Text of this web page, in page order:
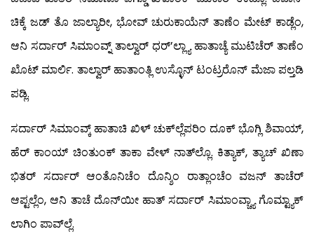
ಚಿಕ್ಕೆ ಜಡ್ ತೊ ಜಾಲ್ಯಾರೀ, ಭೋವ್ ಚುರುಕಾಯೆನ್ ತಾಣೆಂ ಮೇಟ್ ಕಾಡ್ಲೆಂ,
ಆನಿ ಸರ್ದಾರ್ ಸಿಮಾಂವ್ನ್ ತಾಲ್ವಾರ್ ಧರ್’ಲ್ಲ್ಯಾ ಹಾತಾಚ್ಯೆ ಮುಟಿಚೆರ್ ತಾಣೆಂ
ಖೊಟ್ ಮಾರ್ಲಿ. ತಾಲ್ವಾರ್ ಹಾತಾಂತ್ಲಿ ಉಸ್ಳೊನ್ ಟಂಟ್ರರೊನ್ ಮೆಜಾ ಪಲ್ತಡಿ
ಪಡ್ಲಿ.
ಸರ್ದಾರ್ ಸಿಮಾಂವ್ಕ್ ಹಾತಾಚಿ ಖಿಳ್ ಚುಕ್‍ಲ್ಲೆಪರಿಂ ದೂಕ್ ಭೊಗ್ಲಿ ಶಿವಾಯ್,
ಹೆರ್ ಕಾಂಯ್ ಚಿಂತುಂಕ್ ತಾಕಾ ವೇಳ್ ನಾತ್‍ಲ್ಲೊ. ಕಿತ್ಯಾಕ್, ತ್ಯಾಚ್ ಖಿಣಾ
ಭಿತರ್ ಸರ್ದಾರ್ ಆಂತೊನಿಚೆಂ ದೊನ್ಶಿಂ ರಾತ್ಲಾಂಚೆಂ ವಜನ್ ತಾಚೆರ್
ಆಪ್ಟಲ್ಲೆಂ, ಆನಿ ತಾಚೆ ದೊನ್‍ಯೀ ಹಾತ್ ಸರ್ದಾರ್ ಸಿಮಾಂವ್ಚ್ಯಾ ಗೊಮ್ಟ್ಯಾಕ್
ಲಾಗಿಂ ಪಾವ್‍ಲ್ಲೆ.